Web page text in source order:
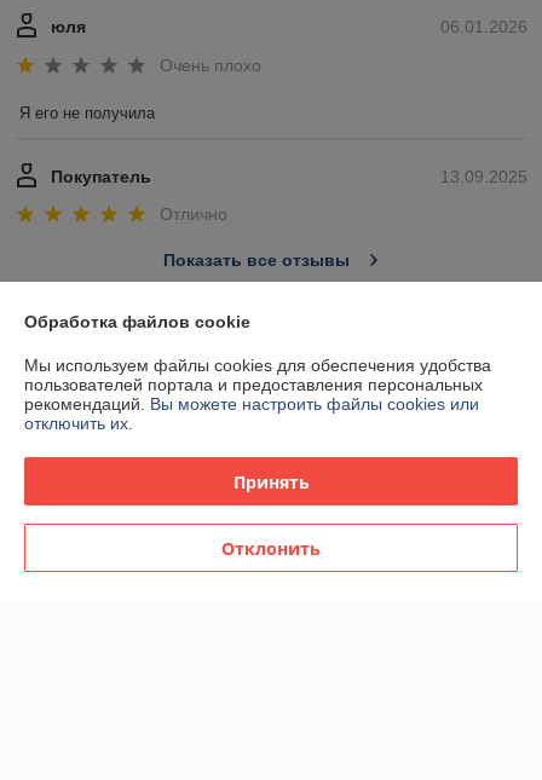
06.01.2026
юля
Очень плохо
Я его не получила
13.09.2025
Покупатель
Отлично
Показать все отзывы
Контакты
Доставка и оплата
Полная версия сайта
Обработка файлов cookie
Мы используем файлы cookies для обеспечения удобства
пользователей портала и предоставления персональных
рекомендаций. Вы можете настроить файлы cookies или
отключить их.
Принять
Отклонить